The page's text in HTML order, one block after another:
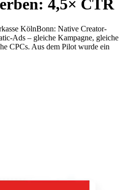
4,5× CTR
KölnBonn: Native Creator-
Ads – gleiche Kampagne, gleiche
CPCs. Aus dem Pilot wurde ein